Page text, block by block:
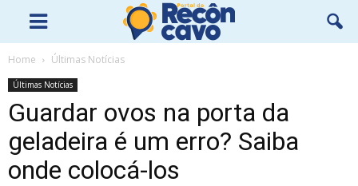
Home Últimas Notícias
Últimas Notícias
Guardar ovos na porta da
geladeira é um erro? Saiba
onde colocá-los